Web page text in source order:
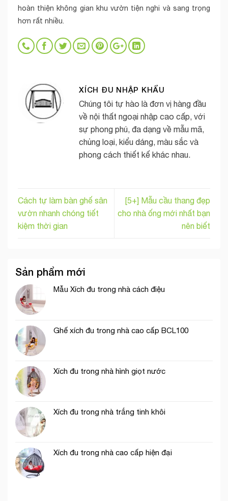
hoàn thiện không gian khu vườn tiện nghi và sang trọng
hơn rất nhiều.
XÍCH ĐU NHẬP KHẨU
Chúng tôi tự hào là đơn vị hàng đầu
về nội thất ngoại nhập cao cấp, với
sự phong phú, đa dạng về mẫu mã,
chủng loại, kiểu dáng, màu sắc và
phong cách thiết kế khác nhau.
Cách tự làm bàn ghế sân
vườn nhanh chóng tiết
kiệm thời gian
[5+] Mẫu cầu thang đẹp
cho nhà ống mới nhất bạn
nên biết
Sản phẩm mới
Mẫu Xích đu trong nhà cách điệu
Ghế xích đu trong nhà cao cấp BCL100
Xích đu trong nhà hình giọt nước
Xích đu trong nhà trắng tinh khôi
Xích đu trong nhà cao cấp hiện đại